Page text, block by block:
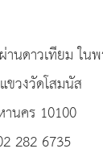
นดาวเทียม ใน
วงวัดโสมนัส
นคร 10100
282 6735